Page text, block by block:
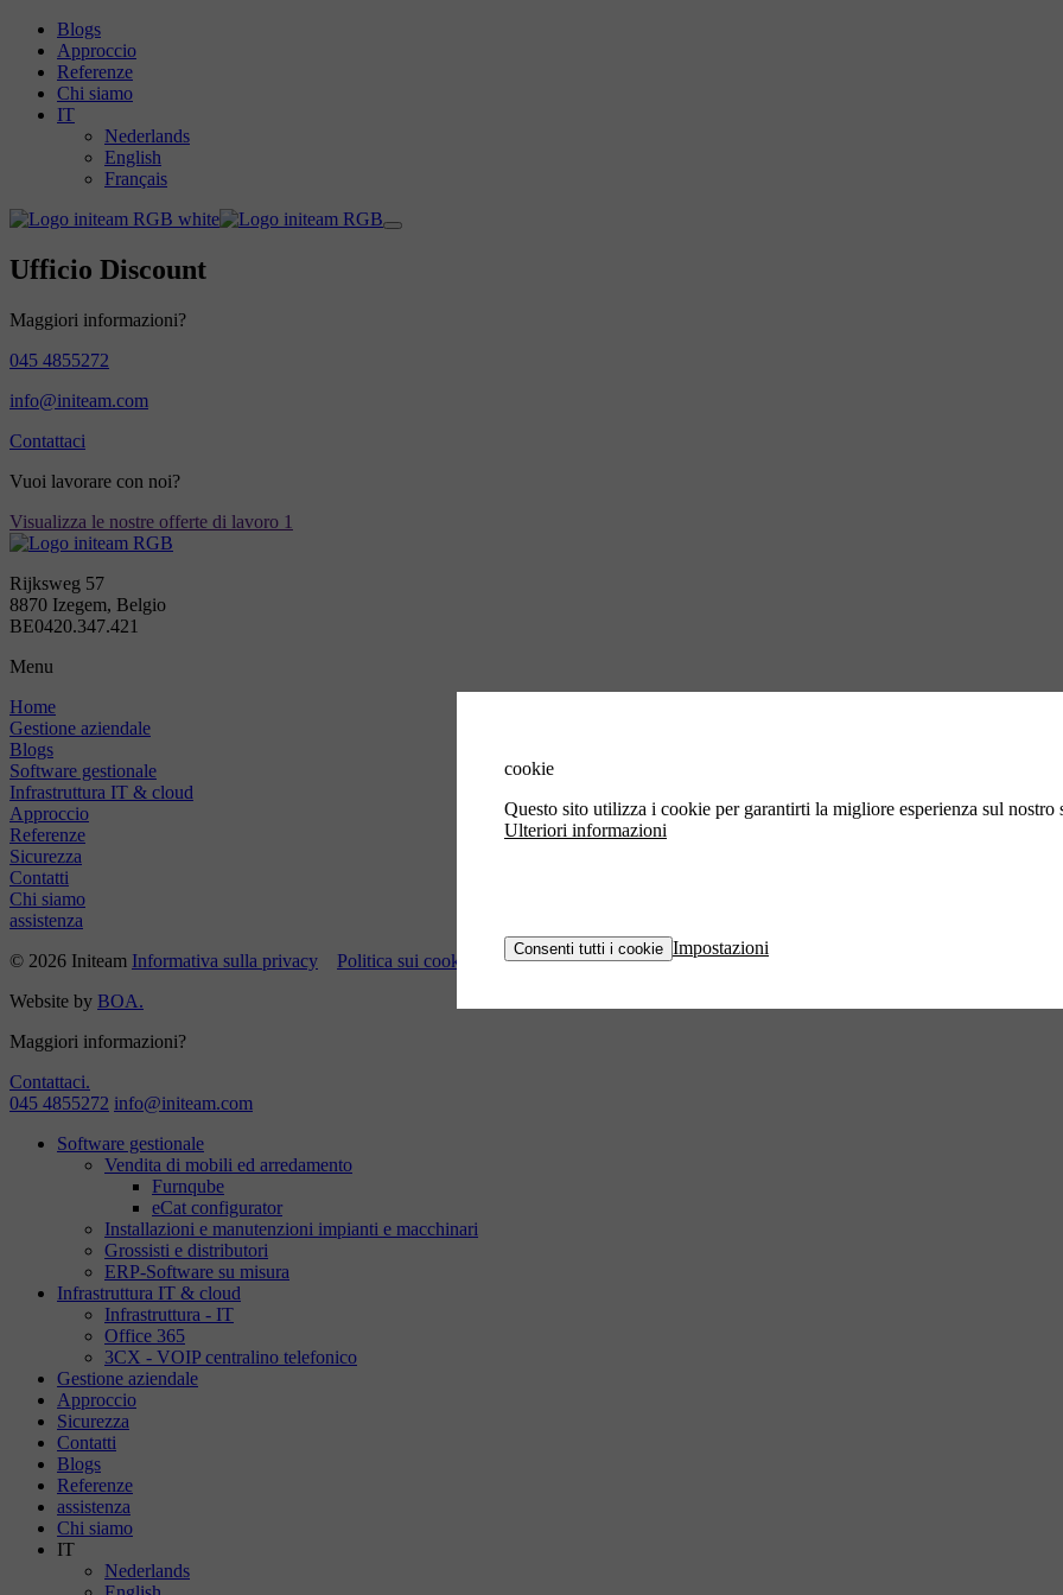
Blogs
Approccio
Referenze
Chi siamo
IT
Nederlands
English
Français
Ufficio Discount
Maggiori informazioni?
045 4855272
info@initeam.com
Contattaci
Vuoi lavorare con noi?
Visualizza le nostre offerte di lavoro 1
Rijksweg 57
8870 Izegem, Belgio
BE0420.347.421
Menu
Home
Gestione aziendale
Blogs
Software gestionale
Infrastruttura IT & cloud
Approccio
Referenze
Sicurezza
Contatti
Chi siamo
assistenza
© 2026 Initeam Informativa sulla privacy
Politica sui cookie
Website by BOA.
Maggiori informazioni?
Contattaci.
045 4855272 info@initeam.com
Software gestionale
Vendita di mobili ed arredamento
Furnqube
eCat configurator
Installazioni e manutenzioni impianti e macchinari
Grossisti e distributori
ERP-Software su misura
Infrastruttura IT & cloud
Infrastruttura - IT
Office 365
3CX - VOIP centralino telefonico
Gestione aziendale
Approccio
Sicurezza
Contatti
Blogs
Referenze
assistenza
Chi siamo
IT
Nederlands
cookie
Questo sito utilizza i cookie per garantirti la migliore esperienza sul nostro
Ulteriori informazioni
Consenti tutti i cookie Impostazioni